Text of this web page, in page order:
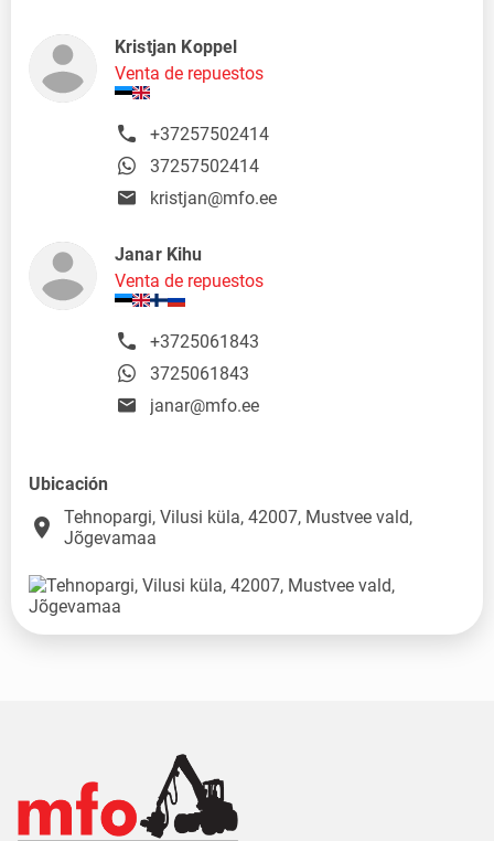
Kristjan Koppel
Venta de repuestos
+37257502414
37257502414
kristjan@mfo.ee
Janar Kihu
Venta de repuestos
+3725061843
3725061843
janar@mfo.ee
Ubicación
place
Tehnopargi, Vilusi küla, 42007, Mustvee vald,
Jõgevamaa